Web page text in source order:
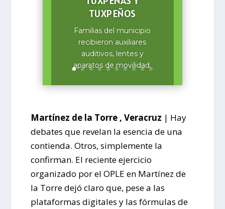
TUXPEÑOS
Familias del municipio
recibieron auxiliares
auditivos, lentes y
aparatos de movilidad.
Martínez de la Torre , Veracruz | Hay
debates que revelan la esencia de una
contienda. Otros, simplemente la
confirman. El reciente ejercicio
organizado por el OPLE en Martínez de
la Torre dejó claro que, pese a las
plataformas digitales y las fórmulas de